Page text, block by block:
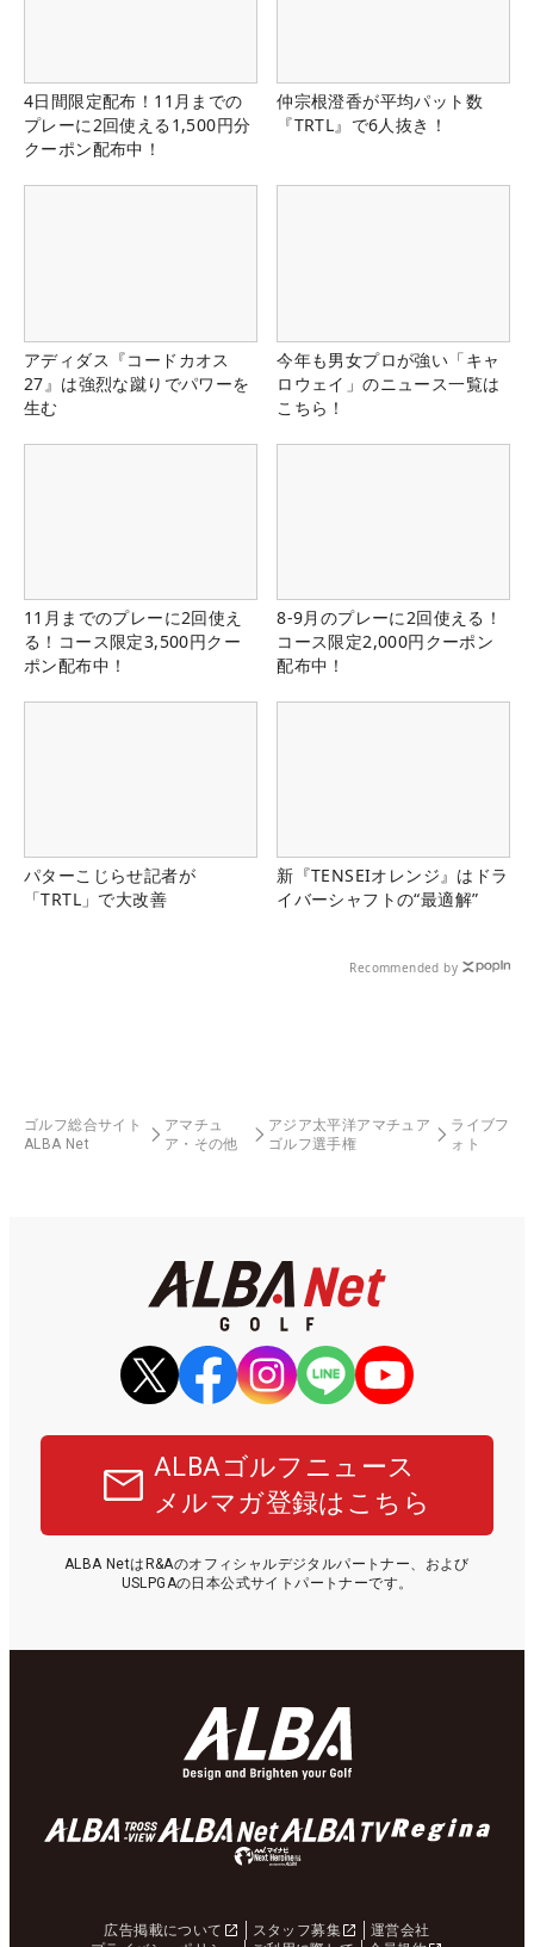
4日間限定配布！11月までの
プレーに2回使える1,500円分
クーポン配布中！
仲宗根澄香が平均パット数
『TRTL』で6人抜き！
アディダス『コードカオス
27』は強烈な蹴りでパワーを
生む
今年も男女プロが強い「キャ
ロウェイ」のニュース一覧は
こちら！
11月までのプレーに2回使え
る！コース限定3,500円クー
ポン配布中！
8-9月のプレーに2回使える！
コース限定2,000円クーポン
配布中！
パターこじらせ記者が
「TRTL」で大改善
新『TENSEIオレンジ』はドラ
イバーシャフトの“最適解”
Recommended by
ゴルフ総合サイト
ALBA Net
アマチュ
ア・その他
アジア太平洋アマチュア
ゴルフ選手権
ライブフ
ォト
ALBAゴルフニュース
メルマガ登録はこちら
ALBA NetはR&Aのオフィシャルデジタルパートナー、および
USLPGAの日本公式サイトパートナーです。
広告掲載について スタッフ募集
運営会社